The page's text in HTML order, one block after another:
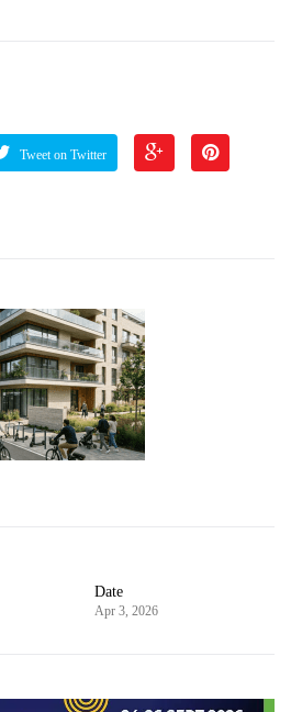
Tweet on Twitter
Date
Apr 3, 2026